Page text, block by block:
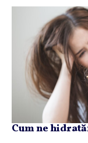
Cum ne